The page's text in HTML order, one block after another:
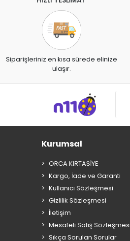
Siparişleriniz en kısa sürede elinize
ulaşır.
Kurumsal
ORCA KIRTASİYE
Kargo, İade ve Garanti
Kullanıcı Sözleşmesi
Gizlilik Sözleşmesi
İletişim
Mesafeli Satış Sözleşmesi
Sıkça Sorulan Sorular